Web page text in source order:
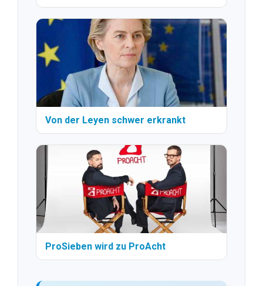
Von der Leyen schwer erkrankt
ProSieben wird zu ProAcht